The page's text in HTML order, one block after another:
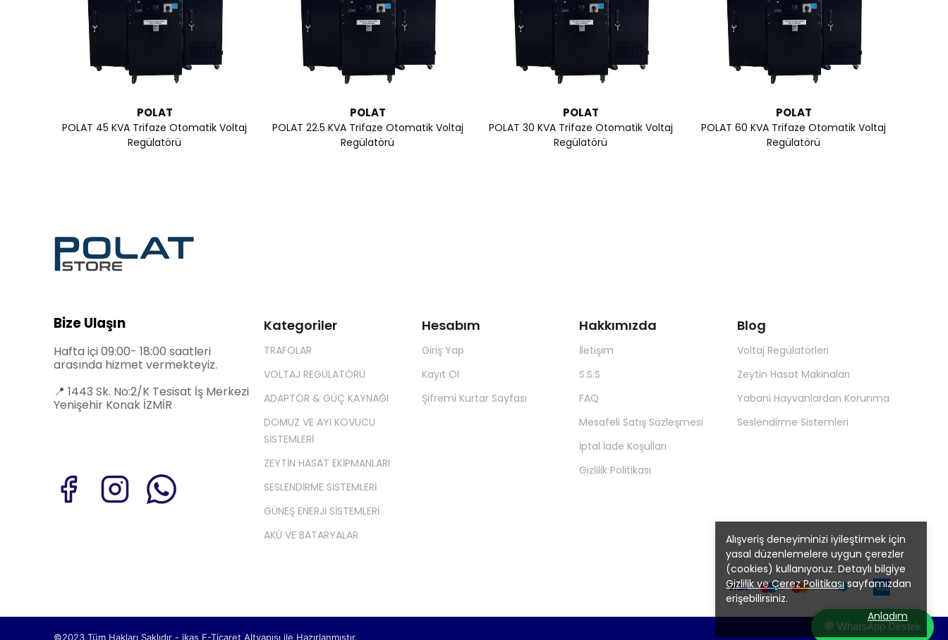
💬 WhatsApp Destek
Alışveriş deneyiminizi iyileştirmek için
yasal düzenlemelere uygun çerezler
(cookies) kullanıyoruz. Detaylı bilgiye
Gizlilik ve Çerez Politikasısayfamızdan
erişebilirsiniz.
Anladım
POLAT
POLAT 45 KVA Trifaze Otomatik Voltaj
Regülatörü
POLAT
POLAT 22.5 KVA Trifaze Otomatik Voltaj
Regülatörü
POLAT
POLAT 30 KVA Trifaze Otomatik Voltaj
Regülatörü
POLAT
POLAT 60 KVA Trifaze Otomatik Voltaj
Regülatörü
Kategoriler
TRAFOLAR
VOLTAJ REGÜLATÖRÜ
ADAPTÖR & GÜÇ KAYNAĞI
DOMUZ VE AYI KOVUCU
SİSTEMLERİ
ZEYTİN HASAT EKİPMANLARI
SESLENDİRME SİSTEMLERİ
GÜNEŞ ENERJİ SİSTEMLERİ
AKÜ VE BATARYALAR
Hesabım
Giriş Yap
Kayıt Ol
Şifremi Kurtar Sayfası
Hakkımızda
İletişim
S.S.S
FAQ
Mesafeli Satış Sözleşmesi
İptal İade Koşulları
Gizlilik Politikası
Blog
Voltaj Regülatörleri
Zeytin Hasat Makinaları
Yabani Hayvanlardan Korunma
Seslendirme Sistemleri
Bize Ulaşın
Hafta içi 09:00- 18:00 saatleri
arasında hizmet vermekteyiz.
📍 1443 Sk. No:2/K Tesisat İş Merkezi
Yenişehir Konak İZMİR
©2023 Tüm Hakları Saklıdır - ikas E-Ticaret Altyapısı ile Hazırlanmıştır.